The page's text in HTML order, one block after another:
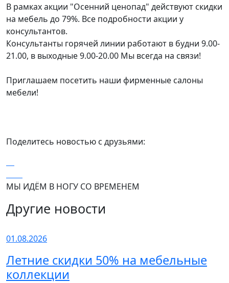
В рамках акции "Осенний ценопад" действуют скидки
на мебель до 79%. Все подробности акции у
консультантов.
Консультанты горячей линии работают в будни 9.00-
21.00, в выходные 9.00-20.00 Мы всегда на связи!
Приглашаем посетить наши фирменные салоны
мебели!
Поделитесь новостью с друзьями:
МЫ ИДЁМ В НОГУ СО ВРЕМЕНЕМ
Другие новости
01.08.2026
Летние скидки 50% на мебельные
коллекции